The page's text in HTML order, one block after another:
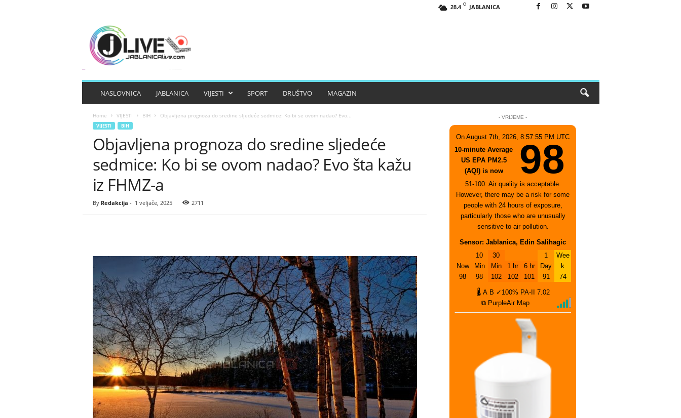
28.4 C JABLANICA
NASLOVNICA JABLANICA VIJESTI SPORT DRUŠTVO MAGAZIN
Home VIJESTI BIH Objavljena prognoza do sredine sljedeće sedmice: Ko bi se ovom nadao? Evo...
VIJESTI BIH
Objavljena prognoza do sredine sljedeće
sedmice: Ko bi se ovom nadao? Evo šta kažu
iz FHMZ-a
By Redakcija - 1 veljače, 2025 2711
- VRIJEME -
On August 7th, 2026, 8:57:55 PM UTC
10-minute Average
US EPA PM2.5
(AQI) is now
98
51-100: Air quality is acceptable.
However, there may be a risk for some
people with 24 hours of exposure,
particularly those who are unusually
sensitive to air pollution.
Sensor: Jablanica, Edin Salihagic
Now
98
10
Min
98
30
Min
102
1 hr
102
6 hr
101
1
Day
91
Wee
k
74
🌡 A B ✓100% PA-II
7.02
⧉ PurpleAir Map